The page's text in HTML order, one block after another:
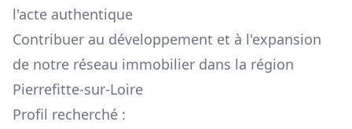
l'acte authentique
Contribuer au développement et à l'expansion
de notre réseau immobilier dans la région
Pierrefitte-sur-Loire
Profil recherché :